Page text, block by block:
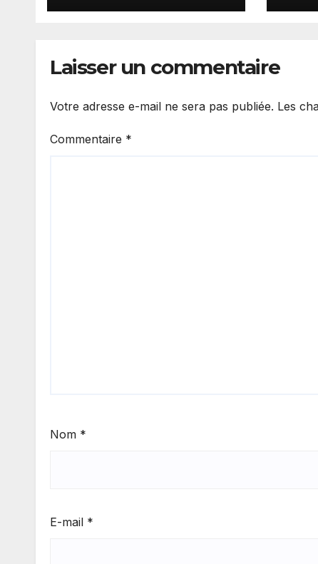
inégalités sociales »
Laisser un commentaire
Votre adresse e-mail ne sera pas publiée. Les
Commentaire *
Nom *
E-mail *